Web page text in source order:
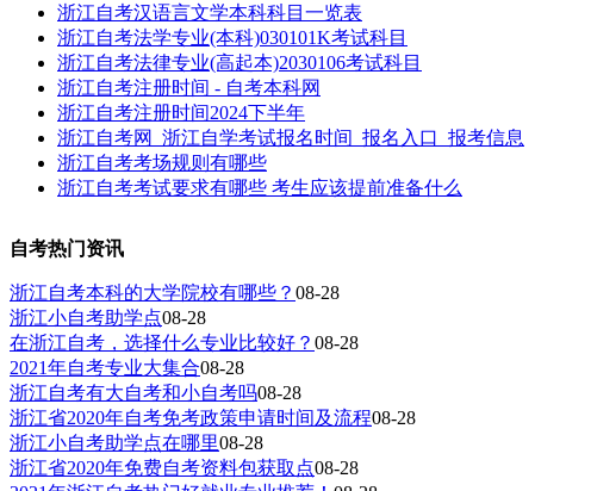
浙江自考汉语言文学本科科目一览表
浙江自考法学专业(本科)030101K考试科目
浙江自考法律专业(高起本)2030106考试科目
浙江自考注册时间 - 自考本科网
浙江自考注册时间2024下半年
浙江自考网_浙江自学考试报名时间_报名入口_报考信息
浙江自考考场规则有哪些
浙江自考考试要求有哪些 考生应该提前准备什么
自考热门资讯
浙江自考本科的大学院校有哪些？ 08-28
浙江小自考助学点08-28
在浙江自考，选择什么专业比较好？ 08-28
2021年自考专业大集合08-28
浙江自考有大自考和小自考吗08-28
浙江省2020年自考免考政策申请时间及流程08-28
浙江小自考助学点在哪里08-28
浙江省2020年免费自考资料包获取点08-28